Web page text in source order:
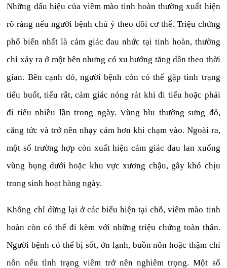
Những dấu hiệu của viêm mào tinh hoàn thường xuất hiện
rõ ràng nếu người bệnh chú ý theo dõi cơ thể. Triệu chứng
phổ biến nhất là cảm giác đau nhức tại tinh hoàn, thường
chỉ xảy ra ở một bên nhưng có xu hướng tăng dần theo thời
gian. Bên cạnh đó, người bệnh còn có thể gặp tình trạng
tiểu buốt, tiểu rắt, cảm giác nóng rát khi đi tiểu hoặc phải
đi tiểu nhiều lần trong ngày. Vùng bìu thường sưng đỏ,
căng tức và trở nên nhạy cảm hơn khi chạm vào. Ngoài ra,
một số trường hợp còn xuất hiện cảm giác đau lan xuống
vùng bụng dưới hoặc khu vực xương chậu, gây khó chịu
trong sinh hoạt hàng ngày.
Không chỉ dừng lại ở các biểu hiện tại chỗ, viêm mào tinh
hoàn còn có thể đi kèm với những triệu chứng toàn thân.
Người bệnh có thể bị sốt, ớn lạnh, buồn nôn hoặc thậm chí
nôn nếu tình trạng viêm trở nên nghiêm trọng. Một số